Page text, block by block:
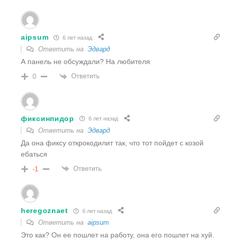
aipsum 6 лет назад
Ответить на Эдвард
А панель не обсуждали? На любителя
0 Ответить
фиксинпидор 6 лет назад
Ответить на Эдвард
Да она фиксу открокодилит так, что тот пойдет с козой
ебаться
-1 Ответить
heregoznaet 6 лет назад
Ответить на aipsum
Это как? Он ее пошлет на работу, она его пошлет на хуй.